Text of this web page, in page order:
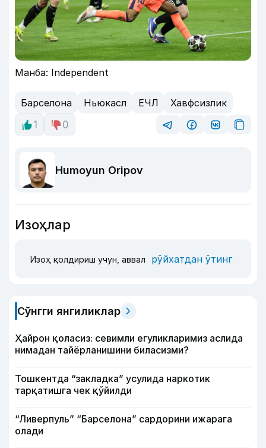
Манба: Independent
Барселона Ньюкасл ЕЧЛ
Хавфсизлик
1
0
Humoyun Oripov
Изоҳлар
Изоҳ қолдириш учун, аввал рўйхатдан ўтинг
Сўнгги янгиликлар
Ҳайрон қоласиз: севимли егуликларимиз аслида
нимадан тайёрланишини биласизми?
Тошкентда “закладка” усулида наркотик
тарқатишга чек қўйилди
“Ливерпуль” “Барселона” сардорини ижарага
олади